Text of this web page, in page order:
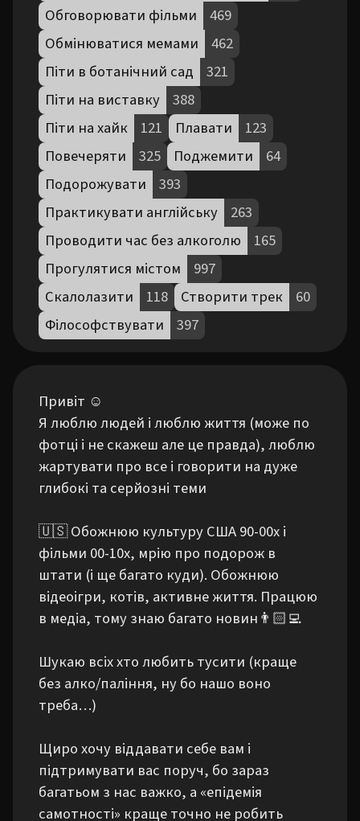
Обговорювати фільми
469
Обмінюватися мемами
462
Піти в ботанічний сад
321
Піти на виставку
388
Піти на хайк
121 Плавати
123
Повечеряти
325 Поджемити
64
Подорожувати
393
Практикувати англійську
263
Проводити час без алкоголю
165
Прогулятися містом
997
Скалолазити
118 Створити трек
60
Філософствувати
397
Привіт ☺️
Я люблю людей і люблю життя (може по
фотці і не скажеш але це правда), люблю
жартувати про все і говорити на дуже
глибокі та серйозні теми
🇺🇸 Обожнюю культуру США 90-00х і
фільми 00-10х, мрію про подорож в
штати (і ще багато куди). Обожнюю
відеоігри, котів, активне життя. Працюю
в медіа, тому знаю багато новин👨🏻‍💻
Шукаю всіх хто любить тусити (краще
без алко/паління, ну бо нашо воно
треба…)
Щиро хочу віддавати себе вам і
підтримувати вас поруч, бо зараз
багатьом з нас важко, а «епідемія
самотності» краще точно не робить